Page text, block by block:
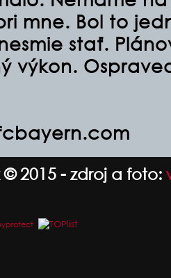
mne. Bol to
stať.
výkon.
2015 - zdroj a foto: